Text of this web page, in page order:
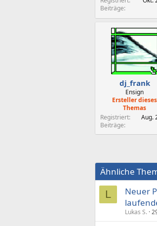
Beiträge
dj_frank
Ensign
Ersteller dieses
Themas
Registriert
Aug.
Beiträge
Ähnliche
L
Neuer
Lukas S.